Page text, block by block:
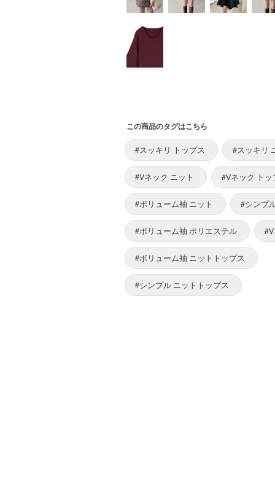
この商品のタグはこちら
#スッキリ トップス #スッキリ
#Vネック ニット #Vネック トッ
#ボリューム袖 ニット #シンプ
#ボリューム袖 ポリエステル
#ボリューム袖 ニットトップス
#シンプル ニットトップス